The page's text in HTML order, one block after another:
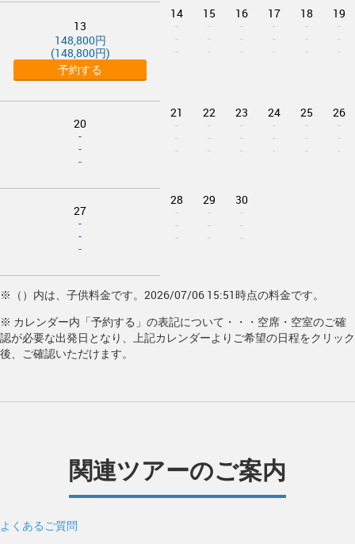
13
148,800円
(148,800円)
予約する
14
-
-
-
15
-
-
-
16
-
-
-
17
-
-
-
18
-
-
-
19
-
-
-
20
-
-
-
21
-
-
-
22
-
-
-
23
-
-
-
24
-
-
-
25
-
-
-
26
-
-
-
27
-
-
-
28
-
-
-
29
-
-
-
30
-
-
-
※（）内は、子供料金です。2026/07/06 15:51時点の料金です。
※ カレンダー内「予約する」の表記について・・・空席・空室のご確
認が必要な出発日となり、上記カレンダーよりご希望の日程をクリック
後、ご確認いただけます。
関連ツアーのご案内
よくあるご質問